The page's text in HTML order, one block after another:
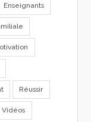
Enseignants
Réussir
Vidéos